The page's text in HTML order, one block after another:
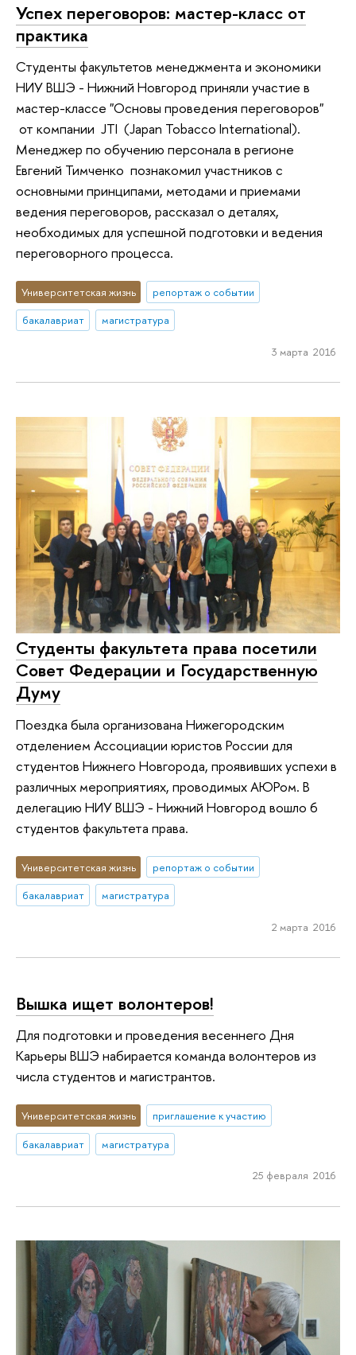
Успех переговоров: мастер-класс от
практика
Студенты факультетов менеджмента и экономики
НИУ ВШЭ - Нижний Новгород приняли участие в
мастер-классе "Основы проведения переговоров"
от компании JTI (Japan Tobacco International).
Менеджер по обучению персонала в регионе
Евгений Тимченко познакомил участников с
основными принципами, методами и приемами
ведения переговоров, рассказал о деталях,
необходимых для успешной подготовки и ведения
переговорного процесса.
Университетская жизнь
репортаж о событии
бакалавриат
магистратура
3 марта 2016
Студенты факультета права посетили
Совет Федерации и Государственную
Думу
Поездка была организована Нижегородским
отделением Ассоциации юристов России для
студентов Нижнего Новгорода, проявивших успехи в
различных мероприятиях, проводимых АЮРом. В
делегацию НИУ ВШЭ - Нижний Новгород вошло 6
студентов факультета права.
Университетская жизнь
репортаж о событии
бакалавриат
магистратура
2 марта 2016
Вышка ищет волонтеров!
Для подготовки и проведения весеннего Дня
Карьеры ВШЭ набирается команда волонтеров из
числа студентов и магистрантов.
Университетская жизнь
приглашение к участию
бакалавриат
магистратура
25 февраля 2016